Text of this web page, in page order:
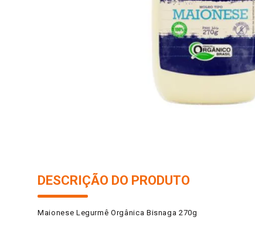
DESCRIÇÃO DO PRODUTO
Maionese Legurmê Orgânica Bisnaga 270g